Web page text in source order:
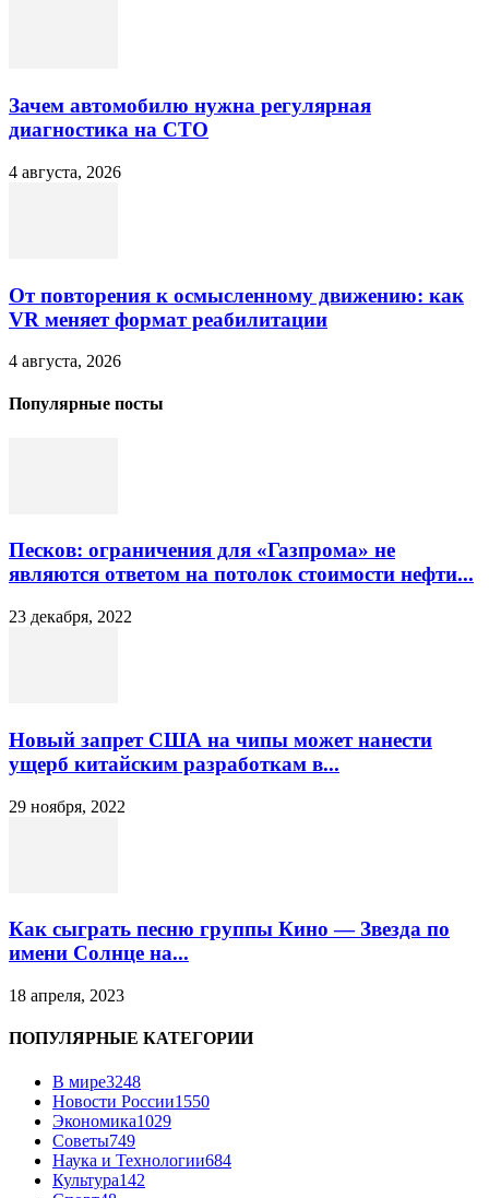
Зачем автомобилю нужна регулярная
диагностика на СТО
4 августа, 2026
От повторения к осмысленному движению: как
VR меняет формат реабилитации
4 августа, 2026
Популярные посты
Песков: ограничения для «Газпрома» не
являются ответом на потолок стоимости нефти...
23 декабря, 2022
Новый запрет США на чипы может нанести
ущерб китайским разработкам в...
29 ноября, 2022
Как сыграть песню группы Кино — Звезда по
имени Солнце на...
18 апреля, 2023
ПОПУЛЯРНЫЕ КАТЕГОРИИ
В мире3248
Новости России1550
Экономика1029
Советы749
Наука и Технологии684
Культура142